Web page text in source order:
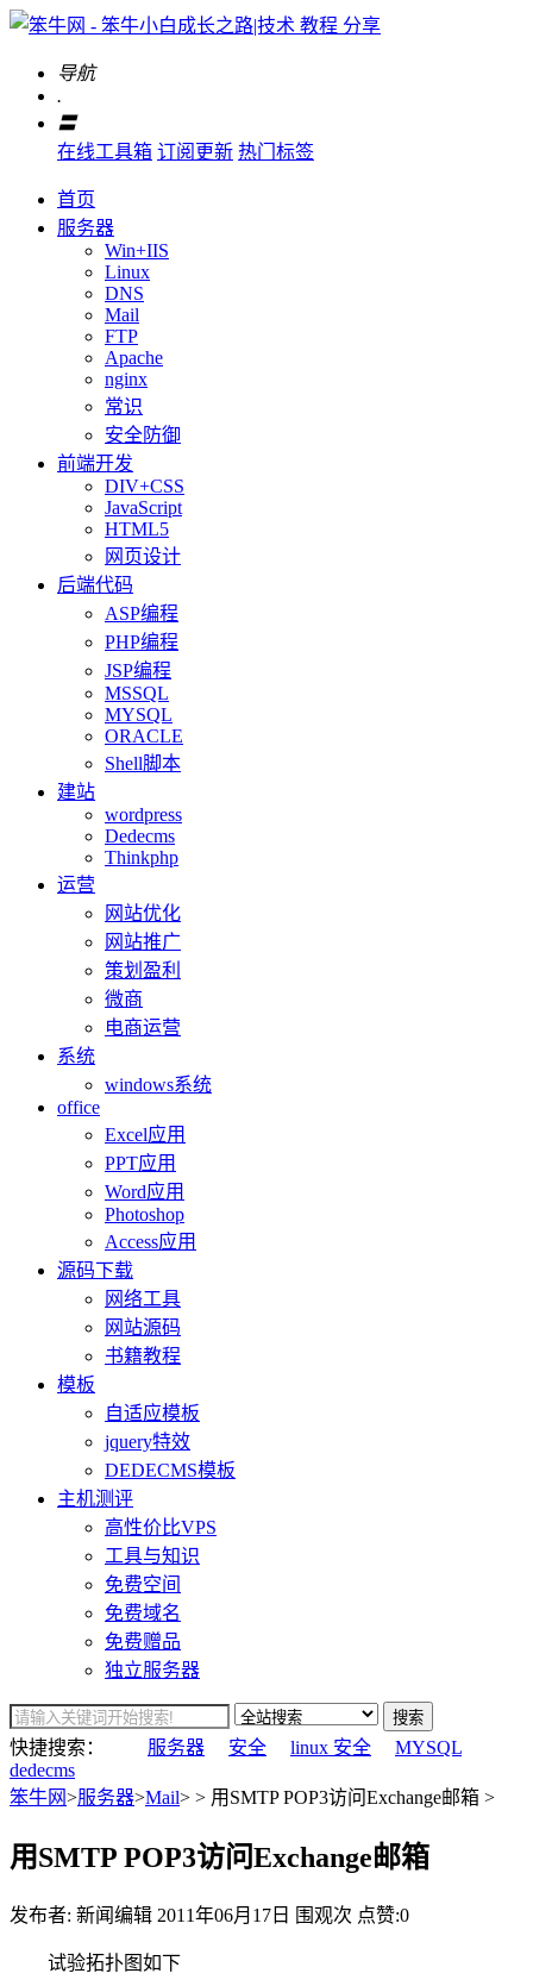
导航
.
〓
在线工具箱 订阅更新 热门标签
首页
服务器
Win+IIS
Linux
DNS
Mail
FTP
Apache
nginx
常识
安全防御
前端开发
DIV+CSS
JavaScript
HTML5
网页设计
后端代码
ASP编程
PHP编程
JSP编程
MSSQL
MYSQL
ORACLE
Shell脚本
建站
wordpress
Dedecms
Thinkphp
运营
网站优化
网站推广
策划盈利
微商
电商运营
系统
windows系统
office
Excel应用
PPT应用
Word应用
Photoshop
Access应用
源码下载
网络工具
网站源码
书籍教程
模板
自适应模板
jquery特效
DEDECMS模板
主机测评
高性价比VPS
工具与知识
免费空间
免费域名
免费赠品
独立服务器
搜索
快捷搜索： 服务器 安全 linux 安全
MYSQL
dedecms
笨牛网>服务器>Mail> > 用SMTP POP3访问Exchange邮箱 >
用SMTP POP3访问Exchange邮箱
发布者: 新闻编辑 2011年06月17日 围观次 点赞:0
试验拓扑图如下